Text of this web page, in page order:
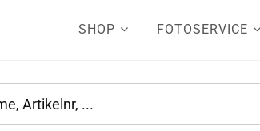
SHOP FOTOSERVICE